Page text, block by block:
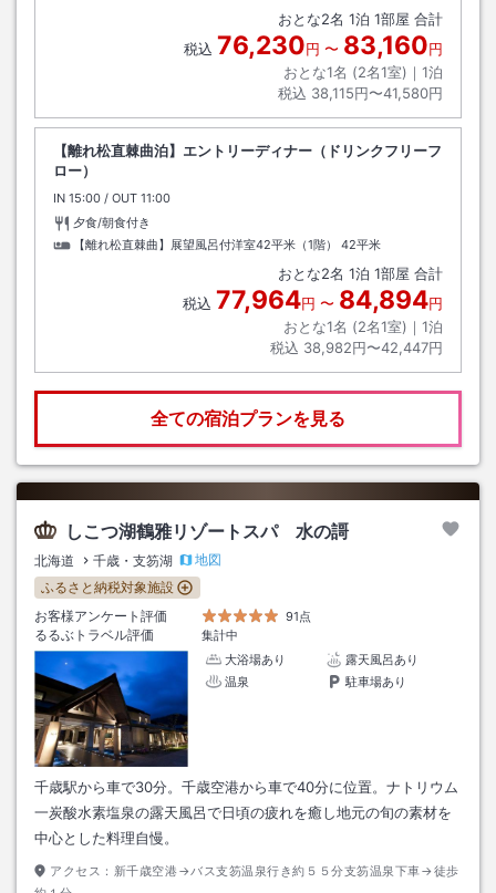
おとな2名 1泊 1部屋 合計
税込 76,230円 〜 83,160円
おとな1名 (2名1室)｜ 1泊
税込 38,115円〜41,580円
【離れ松直棘曲泊】エントリーディナー（ドリンクフリーフ
ロー）
IN チェックイン
15:00 / OUT チェックアウト
11:00
夕食/朝食付き
【離れ松直棘曲】展望風呂付洋室42平米（1階）
42平米
おとな2名 1泊 1部屋 合計
税込 77,964円 〜 84,894円
おとな1名 (2名1室)｜ 1泊
税込 38,982円〜42,447円
全ての宿泊プランを見る
しこつ湖鶴雅リゾートスパ 水の謌
北海道 千歳・支笏湖
地図
ふるさと納税対象施設
お客様アンケート評価
91点
るるぶトラベル評価
集計中
大浴場あり
露天風呂あり
温泉
駐車場あり
千歳駅から車で30分。千歳空港から車で40分に位置。ナトリウム
一炭酸水素塩泉の露天風呂で日頃の疲れを癒し地元の旬の素材を
中心とした料理自慢。
アクセス： 新千歳空港→バス支笏温泉行き約５５分支笏温泉下車→徒歩